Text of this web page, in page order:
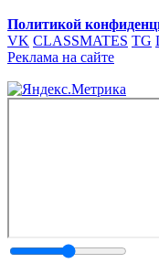
Политикой
VK CLASSMATES TG
Реклама на сайте